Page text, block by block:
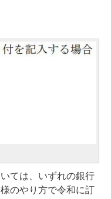
ては、いずれの銀行
のやり方で令和に訂